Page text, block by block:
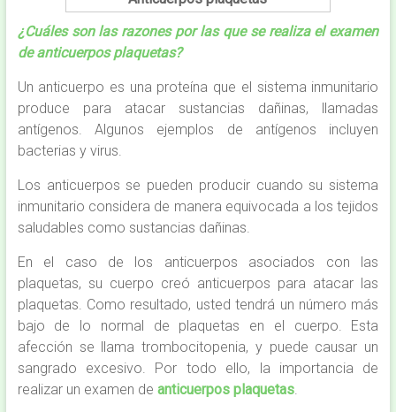
¿Cuáles son las razones por las que se realiza el examen
de anticuerpos plaquetas?
Un anticuerpo es una proteína que el sistema inmunitario
produce para atacar sustancias dañinas, llamadas
antígenos. Algunos ejemplos de antígenos incluyen
bacterias y virus.
Los anticuerpos se pueden producir cuando su sistema
inmunitario considera de manera equivocada a los tejidos
saludables como sustancias dañinas.
En el caso de los anticuerpos asociados con las
plaquetas, su cuerpo creó anticuerpos para atacar las
plaquetas. Como resultado, usted tendrá un número más
bajo de lo normal de plaquetas en el cuerpo. Esta
afección se llama trombocitopenia, y puede causar un
sangrado excesivo. Por todo ello, la importancia de
realizar un examen de anticuerpos plaquetas.